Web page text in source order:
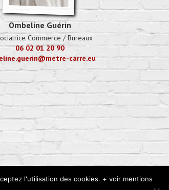
Ombeline Guérin
Commerce / Bureaux
06 02 01 20 90
carre.eu
l'utilisation des cookies. + voir mentions